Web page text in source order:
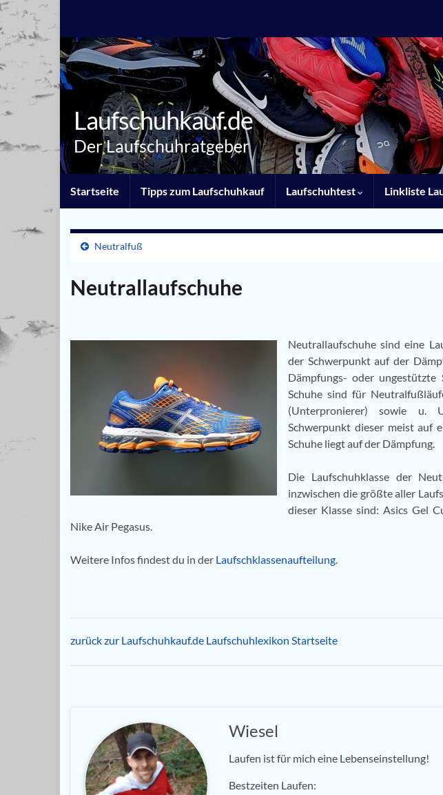
Laufschuhkauf.de
Der Laufschuhratgeber
Startseite Tipps zum Laufschuhkauf Laufschuhtest Linkliste
Neutralfuß
Neutrallaufschuhe
Neutrallaufschuhe sind eine
der Schwerpunkt auf der
Dämpfungs- oder ungestützte
Schuhe sind für
(Unterpronierer) sowie u.
Schwerpunkt dieser meist auf
Schuhe liegt auf der Dämpfung.
Die Laufschuhklasse der
inzwischen die größte aller
dieser Klasse sind: Asics Gel
Nike Air Pegasus.
Weitere Infos findest du in der Laufschklassenaufteilung.
zurück zur Laufschuhkauf.de Laufschuhlexikon Startseite
Wiesel
Laufen ist für mich eine Lebenseinstellung!
Bestzeiten Laufen: